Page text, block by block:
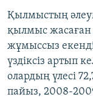
Қылмыстың
қылмыс жасаған
жұмыссыз
үздіксіз артып
олардың үлесі
пайыз, 2008-